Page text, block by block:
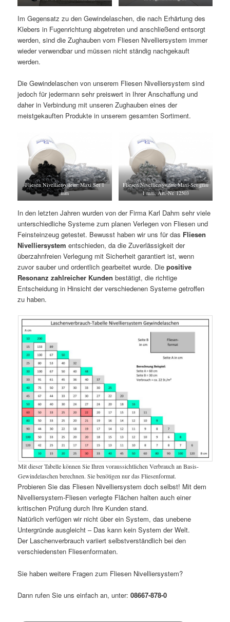
Im Gegensatz zu den Gewindelaschen, die nach Erhärtung des
Klebers in Fugenrichtung abgetreten und anschließend entsorgt
werden, sind die Zughauben vom Fliesen Nivelliersystem immer
wieder verwendbar und müssen nicht ständig nachgekauft
werden.
Die Gewindelaschen von unserem Fliesen Nivelliersystem sind
jedoch für jedermann sehr preiswert in Ihrer Anschaffung und
daher in Verbindung mit unseren Zughauben eines der
meistgekauften Produkte in unserem gesamten Sortiment.
Fliesen Nivelliersystem: Maxi Set 1
mm
Fliesen Nivelliersystem: Maxi-Set grau
1 mm, Art.-Nr. 12503
In den letzten Jahren wurden von der Firma Karl Dahm sehr viele
unterschiedliche Systeme zum planen Verlegen von Fliesen und
Feinsteinzeug getestet. Bewusst haben wir uns für das Fliesen
Nivelliersystem entschieden, da die Zuverlässigkeit der
überzahnfreien Verlegung mit Sicherheit garantiert ist, wenn
zuvor sauber und ordentlich gearbeitet wurde. Diepositive
Resonanz zahlreicher Kunden bestätigt, die richtige
Entscheidung in Hinsicht der verschiedenen Systeme getroffen
zu haben.
Mit dieser Tabelle können Sie Ihren voraussichtlichen Verbrauch an Basis-
Gewindelaschen berechnen. Sie benötigen nur das Fliesenformat.
Probieren Sie das Fliesen Nivelliersystem doch selbst! Mit dem
Nivelliersystem-Fliesen verlegte Flächen halten auch einer
kritischen Prüfung durch Ihre Kunden stand.
Natürlich verfügen wir nicht über ein System, das unebene
Untergründe ausgleicht – Das kann kein System der Welt.
Der Laschenverbrauch variiert selbstverständlich bei den
verschiedensten Fliesenformaten.
Sie haben weitere Fragen zum Fliesen Nivelliersystem?
Dann rufen Sie uns einfach an, unter:08667-878-0